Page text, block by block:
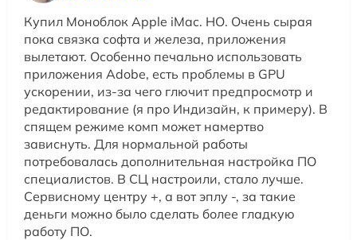
Купил Моноблок Apple iMac. НО. Очень сырая
пока связка софта и железа, приложения
вылетают. Особенно печально использовать
приложения Adobe, есть проблемы в GPU
ускорении, из-за чего глючит предпросмотр и
редактирование (я про Индизайн, к примеру). В
спящем режиме комп может намертво
зависнуть. Для нормальной работы
потребовалась дополнительная настройка ПО
специалистов. В СЦ настроили, стало лучше.
Сервисному центру +, а вот эплу -, за такие
деньги можно было сделать более гладкую
работу ПО.